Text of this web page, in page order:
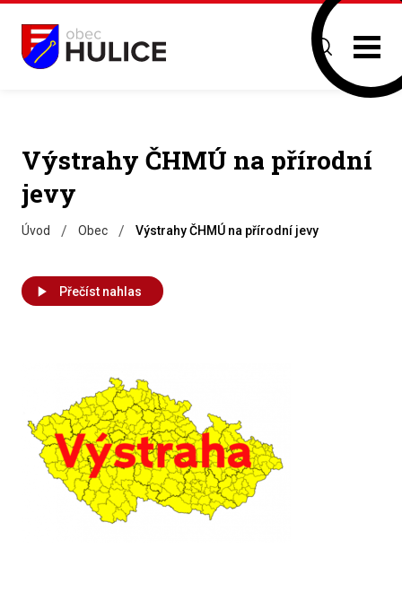
Výstrahy ČHMÚ na přírodní
jevy
Úvod / Obec / Výstrahy ČHMÚ na přírodní jevy
Přečíst nahlas